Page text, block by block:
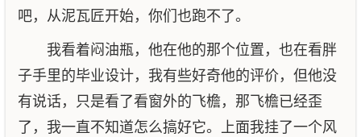
吧，从泥瓦匠开始，你们也跑不了。
我看着闷油瓶，他在他的那个位置，也在看胖
子手里的毕业设计，我有些好奇他的评价，但他没
有说话，只是看了看窗外的飞檐，那飞檐已经歪
了，我一直不知道怎么搞好它。上面我挂了一个风